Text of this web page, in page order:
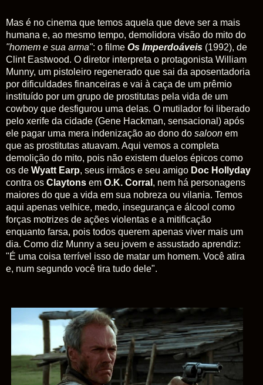
Mas é no cinema que temos aquela que deve ser a mais
humana e, ao mesmo tempo, demolidora visão do mito do
"homem e sua arma": o filme Os Imperdoáveis (1992), de
Clint Eastwood. O diretor interpreta o protagonista William
Munny, um pistoleiro regenerado que sai da aposentadoria
por dificuldades financeiras e vai à caça de um prêmio
instituído por um grupo de prostitutas pela vida de um
cowboy que desfigurou uma delas. O mutilador foi liberado
pelo xerife da cidade (Gene Hackman, sensacional) após
ele pagar uma mera indenização ao dono do saloon em
que as prostitutas atuavam. Aqui vemos a completa
demolição do mito, pois não existem duelos épicos como
os de Wyatt Earp, seus irmãos e seu amigo Doc Hollyday
contra os Claytons em O.K. Corral , nem há personagens
maiores do que a vida em sua nobreza ou vilania. Temos
aqui apenas velhice, medo, insegurança e álcool como
forças motrizes de ações violentas e a mitificação
enquanto farsa, pois todos querem apenas viver mais um
dia. Como diz Munny a seu jovem e assustado aprendiz:
"É uma coisa terrível isso de matar um homem. Você atira
e, num segundo você tira tudo dele".